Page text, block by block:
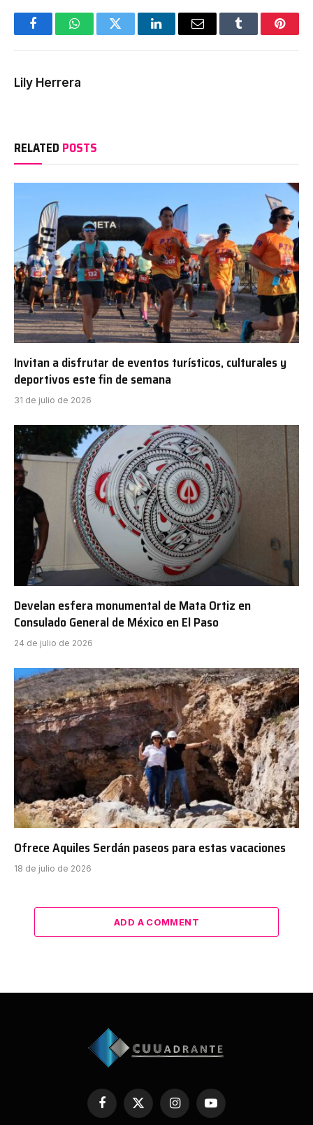
FacebookWhatsAppTwitter LinkedInEmail Tumblr
Lily Herrera
RELATED POSTS
Invitan a disfrutar de eventos turísticos, culturales y
deportivos este fin de semana
31 de julio de 2026
Develan esfera monumental de Mata Ortiz en
Consulado General de México en El Paso
24 de julio de 2026
Ofrece Aquiles Serdán paseos para estas vacaciones
18 de julio de 2026
ADD A COMMENT
Facebook
X
(Twitter)
InstagramYouTube